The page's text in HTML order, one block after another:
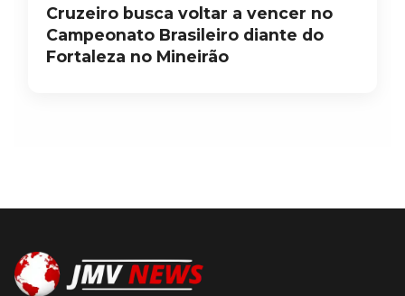
Cruzeiro busca voltar a vencer no
Campeonato Brasileiro diante do
Fortaleza no Mineirão